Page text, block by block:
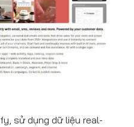
sử dụng dữ liệu real-